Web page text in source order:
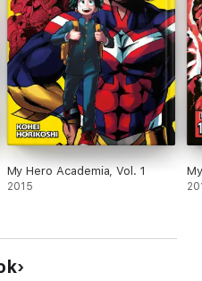
My Hero Academia, Vol. 1
2015